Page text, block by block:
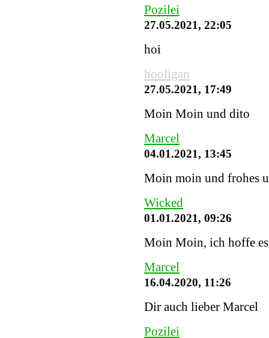
Pozilei
27.05.2021, 22:05
hoi
hooligan
27.05.2021, 17:49
Moin Moin und dito
Marcel
04.01.2021, 13:45
Moin moin und frohes
Wicked
01.01.2021, 09:26
Moin Moin, ich hoffe
Marcel
16.04.2020, 11:26
Dir auch lieber Marcel
Pozilei